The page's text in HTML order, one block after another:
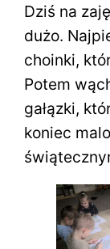
Dziś na
dużo.
choinki,
Potem
gałązki,
koniec